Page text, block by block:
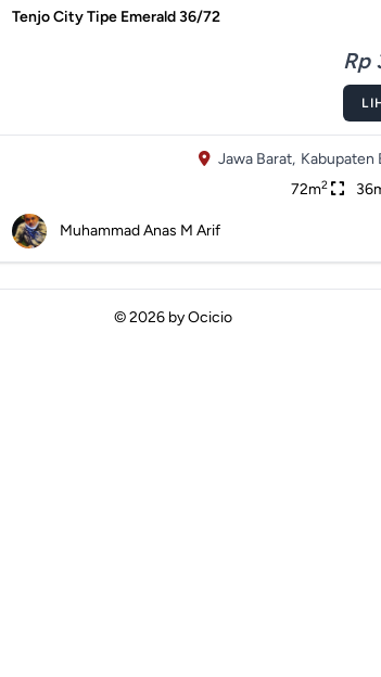
Tenjo City Tipe Emerald 36/72
Rp
Jawa Barat, Kabupaten
72m2
Muhammad Anas M Arif
© 2026 byOcicio